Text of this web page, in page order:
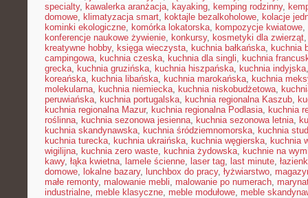
specialty, kawalerka aranżacja, kayaking, kemping rodzinny,
domowe, klimatyzacja smart, koktajle bezalkoholowe, kolacje
kominki ekologiczne, komórka lokatorska, kompozycje kwiatowe,
konferencje naukowe żywienie, konkursy, kosmetyki dla zwierząt
kreatywne hobby, księga wieczysta, kuchnia bałkańska, kuchnia
campingowa, kuchnia czeska, kuchnia dla singli, kuchnia
grecka, kuchnia gruzińska, kuchnia hiszpańska, kuchnia indyjska
koreańska, kuchnia libańska, kuchnia marokańska, kuchnia
molekularna, kuchnia niemiecka, kuchnia niskobudżetowa,
peruwiańska, kuchnia portugalska, kuchnia regionalna Kaszub,
kuchnia regionalna Mazur, kuchnia regionalna Podlasia, kuchnia
roślinna, kuchnia sezonowa jesienna, kuchnia sezonowa letnia,
kuchnia skandynawska, kuchnia śródziemnomorska, kuchnia
kuchnia turecka, kuchnia ukraińska, kuchnia węgierska, kuchnia
wigilijna, kuchnia zero waste, kuchnia żydowska, kuchnie na
kawy, łąka kwietna, lamele ścienne, laser tag, last minute,
domowe, lokalne bazary, lunchbox do pracy, łyżwiarstwo,
małe remonty, malowanie mebli, malowanie po numerach,
industrialne, meble klasyczne, meble modułowe, meble